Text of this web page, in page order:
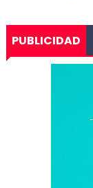
PUBLICIDAD